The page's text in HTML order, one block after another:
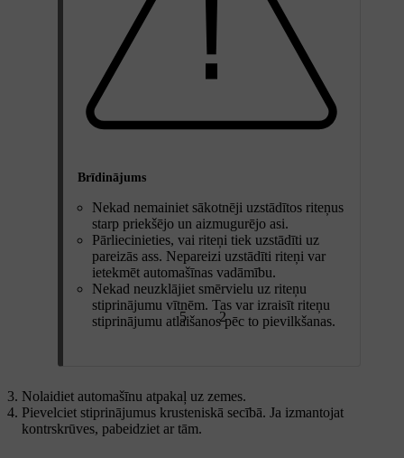
Brīdinājums
Nekad nemainiet sākotnēji uzstādītos riteņus
starp priekšējo un aizmugurējo asi.
Pārliecinieties, vai riteņi tiek uzstādīti uz
pareizās ass. Nepareizi uzstādīti riteņi var
ietekmēt automašīnas vadāmību.
Nekad neuzklājiet smērvielu uz riteņu
stiprinājumu vītnēm. Tas var izraisīt riteņu
stiprinājumu atlaišanos pēc to pievilkšanas.
Nolaidiet automašīnu atpakaļ uz zemes.
Pievelciet stiprinājumus krusteniskā secībā. Ja izmantojat
kontrskrūves, pabeidziet ar tām.
2
5